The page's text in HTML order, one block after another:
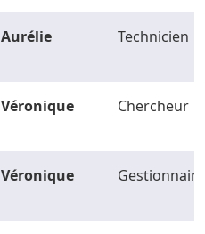
Aurélie Technicien
Véronique Chercheur
Véronique Gestionnaire